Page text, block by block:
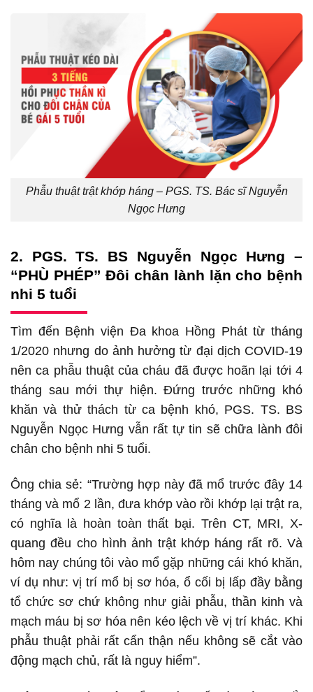
Phẫu thuật trật khớp háng – PGS. TS. Bác sĩ Nguyễn
Ngọc Hưng
2. PGS. TS. BS Nguyễn Ngọc Hưng –
“PHÙ PHÉP” Đôi chân lành lặn cho bệnh
nhi 5 tuổi
Tìm đến Bệnh viện Đa khoa Hồng Phát từ tháng
1/2020 nhưng do ảnh hưởng từ đại dịch COVID-19
nên ca phẫu thuật của cháu đã được hoãn lại tới 4
tháng sau mới thự hiện. Đứng trước những khó
khăn và thử thách từ ca bệnh khó, PGS. TS. BS
Nguyễn Ngọc Hưng vẫn rất tự tin sẽ chữa lành đôi
chân cho bệnh nhi 5 tuổi.
Ông chia sẻ: “Trường hợp này đã mổ trước đây 14
tháng và mổ 2 lần, đưa khớp vào rồi khớp lại trật ra,
có nghĩa là hoàn toàn thất bại. Trên CT, MRI, X-
quang đều cho hình ảnh trật khớp háng rất rõ. Và
hôm nay chúng tôi vào mổ gặp những cái khó khăn,
ví dụ như: vị trí mổ bị sơ hóa, ổ cối bị lấp đầy bằng
tổ chức sơ chứ không như giải phẫu, thần kinh và
mạch máu bị sơ hóa nên kéo lệch về vị trí khác. Khi
phẫu thuật phải rất cẩn thận nếu không sẽ cắt vào
động mạch chủ, rất là nguy hiểm”.